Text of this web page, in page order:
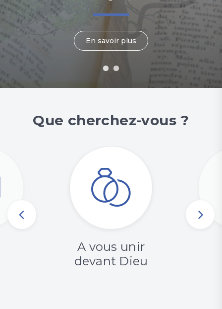
En savoir plus
En savoir plus
Que cherchez-vous ?
A vous unir
devant Dieu